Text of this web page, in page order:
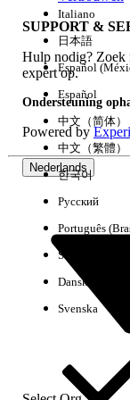
Hier zijn enkele
Controleer de
SUPPORT &
Hulp nodig? Zoek
expert op.
Ondersteuning
Powered by
Nederlands
Italiano
日本語
Español
Español
中文（简体）
中文（繁體）
한국어
Русский
Português
Suomi
Dansk
Svenska